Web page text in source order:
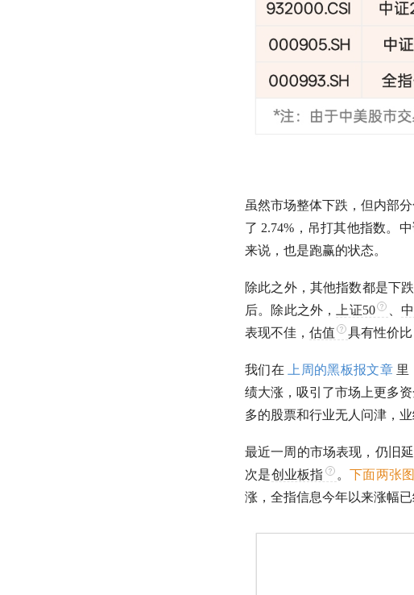
虽然市场整体下跌，但内部
了 2.74%，吊打其他指数。
来说，也是跑赢的状态。
除此之外，其他指数都是下跌
后。除此之外，
上证50 、
表现不佳， 估值 具有性价
我们在 上周的黑板报文章里
绩大涨，吸引了市场上更多
多的股票和行业无人问津，
最近一周的市场表现，仍旧
次是创业板指 。 下面两张
涨， 全指信息今年以来涨幅